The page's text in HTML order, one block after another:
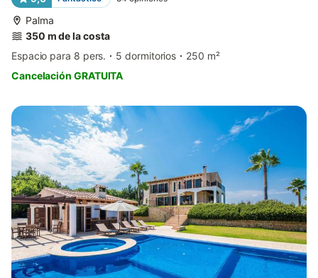
Palma
350 m de la costa
Espacio para 8 pers.
5 dormitorios
250 m²
Cancelación GRATUITA